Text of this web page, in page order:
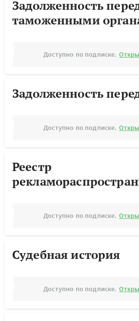
Задолженность
таможенными
Доступно по подписке.
Задолженность
Доступно по подписке.
Реестр
Доступно по подписке.
Судебная история
Доступно по подписке.